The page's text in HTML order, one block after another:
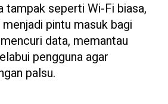
tampak seperti Wi-Fi biasa,
pintu masuk bagi
data, memantau
pengguna agar
palsu.